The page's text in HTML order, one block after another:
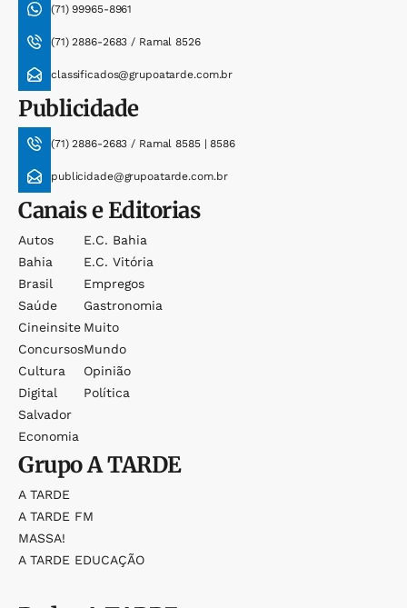
(71) 99965-8961
(71) 2886-2683 / Ramal 8526
classificados@grupoatarde.com.br
Publicidade
(71) 2886-2683 / Ramal 8585 | 8586
publicidade@grupoatarde.com.br
Canais e Editorias
Autos
Bahia
Brasil
Saúde
Cineinsite
Concursos
Cultura
Digital
Salvador
Economia
E.c. Bahia
E.c. Vitória
Empregos
Gastronomia
Muito
Mundo
Opinião
Política
GrupoA TARDE
A TARDE
A TARDE FM
MASSA!
A TARDE EDUCAÇÃO